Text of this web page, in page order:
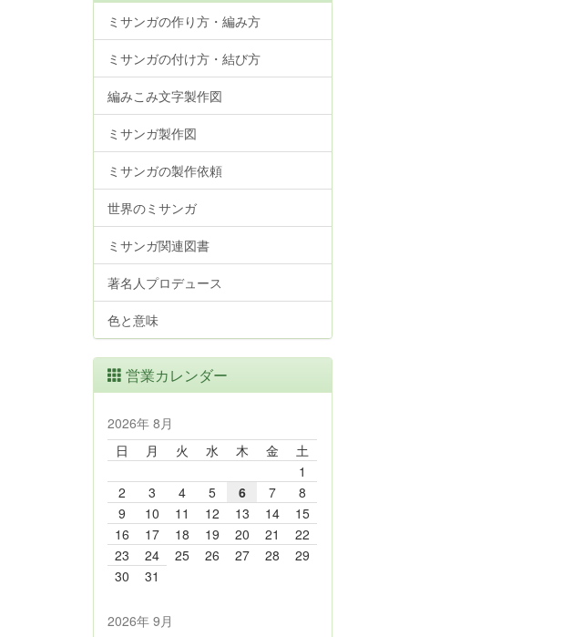
ミサンガの作り方・編み方
ミサンガの付け方・結び方
編みこみ文字製作図
ミサンガ製作図
ミサンガの製作依頼
世界のミサンガ
ミサンガ関連図書
著名人プロデュース
色と意味
営業カレンダー
2026年 8月
日
月 火 水 木 金
土
1
2
3 4 5 6 7
8
9
10 11 12 13 14
15
16
17 18 19 20 21
22
23
24 25 26 27 28
29
30
31
2026年 9月